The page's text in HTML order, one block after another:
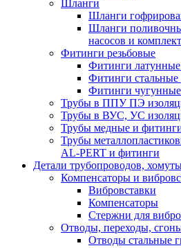
Шланги
Шланги
Шланги
насосов и
Фитинги резьбовые
Фитинги латунные
Фитинги стальные
Фитинги чугунные
Трубы в ППУ ПЭ
Трубы в ВУС, УС
Трубы медные и
Трубы
AL-PERT и фитинги
Детали трубопроводов,
Компенсаторы и
Вибровставки
Компенсаторы
Стержни для
Отводы, переходы,
Отводы стальные